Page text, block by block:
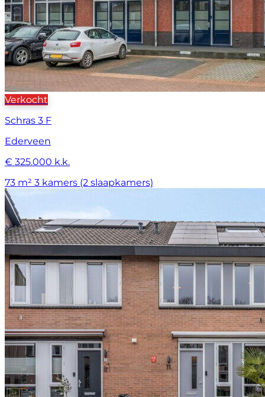
Verkocht
Schras 3 F
Ederveen
€ 325.000 k.k.
73 m² 3 kamers (2 slaapkamers)